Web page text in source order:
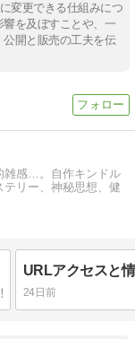
変更できる仕組みにつ
を及ぼすことや、一
開と販売の工夫を伝
雑感…。自作キンドル
リー、神秘思想、健
24日前